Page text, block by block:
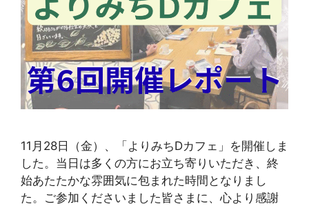
11月28日（金）、「よりみちDカフェ」を開催しま
した。当日は多くの方にお立ち寄りいただき、終
始あたたかな雰囲気に包まれた時間となりまし
た。ご参加くださいました皆さまに、心より感謝